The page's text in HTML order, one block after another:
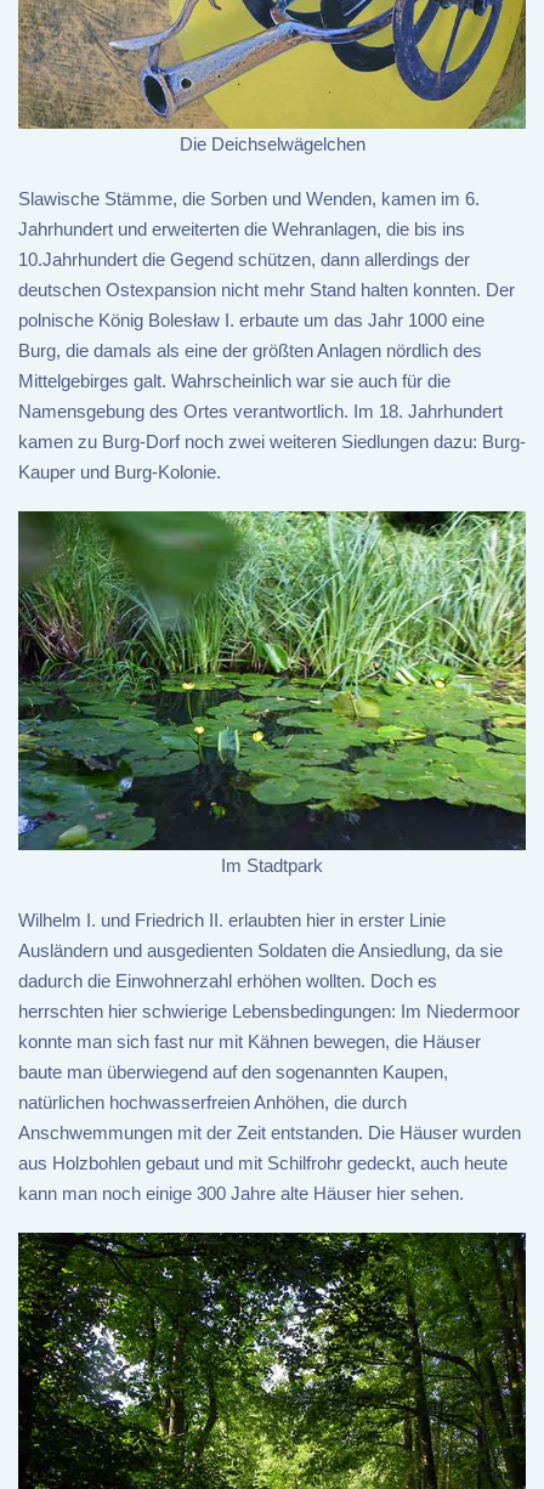
Die Deichselwägelchen
Slawische Stämme, die Sorben und Wenden, kamen im 6.
Jahrhundert und erweiterten die Wehranlagen, die bis ins
10.Jahrhundert die Gegend schützen, dann allerdings der
deutschen Ostexpansion nicht mehr Stand halten konnten. Der
polnische König Bolesław I. erbaute um das Jahr 1000 eine
Burg, die damals als eine der größten Anlagen nördlich des
Mittelgebirges galt. Wahrscheinlich war sie auch für die
Namensgebung des Ortes verantwortlich. Im 18. Jahrhundert
kamen zu Burg-Dorf noch zwei weiteren Siedlungen dazu: Burg-
Kauper und Burg-Kolonie.
Im Stadtpark
Wilhelm I. und Friedrich II. erlaubten hier in erster Linie
Ausländern und ausgedienten Soldaten die Ansiedlung, da sie
dadurch die Einwohnerzahl erhöhen wollten. Doch es
herrschten hier schwierige Lebensbedingungen: Im Niedermoor
konnte man sich fast nur mit Kähnen bewegen, die Häuser
baute man überwiegend auf den sogenannten Kaupen,
natürlichen hochwasserfreien Anhöhen, die durch
Anschwemmungen mit der Zeit entstanden. Die Häuser wurden
aus Holzbohlen gebaut und mit Schilfrohr gedeckt, auch heute
kann man noch einige 300 Jahre alte Häuser hier sehen.